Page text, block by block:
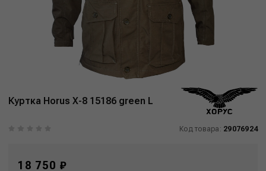
Куртка Horus X-8 15186 green L
Код товара: 29076924
18 750 ₽